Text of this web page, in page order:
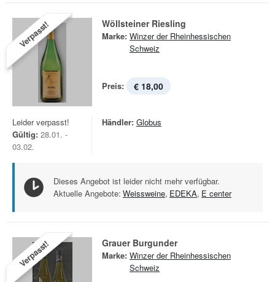
Verpasst! Wöllsteiner Riesling
Marke: Winzer der Rheinhessischen
Schweiz
Preis: € 18,00
Leider verpasst!
Gültig: 28.01. -
03.02.
Händler: Globus
Dieses Angebot ist leider nicht mehr verfügbar.
Aktuelle Angebote: Weissweine, EDEKA, E center
Verpasst! Grauer Burgunder
Marke: Winzer der Rheinhessischen
Schweiz